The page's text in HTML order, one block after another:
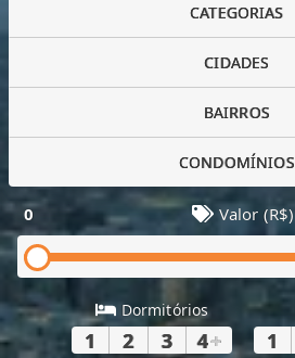
CATEGORIAS
CIDADES
BAIRROS
CONDOMÍNIOS
0 Valor (R$)
Dormitórios
1 2 3 4+ 1